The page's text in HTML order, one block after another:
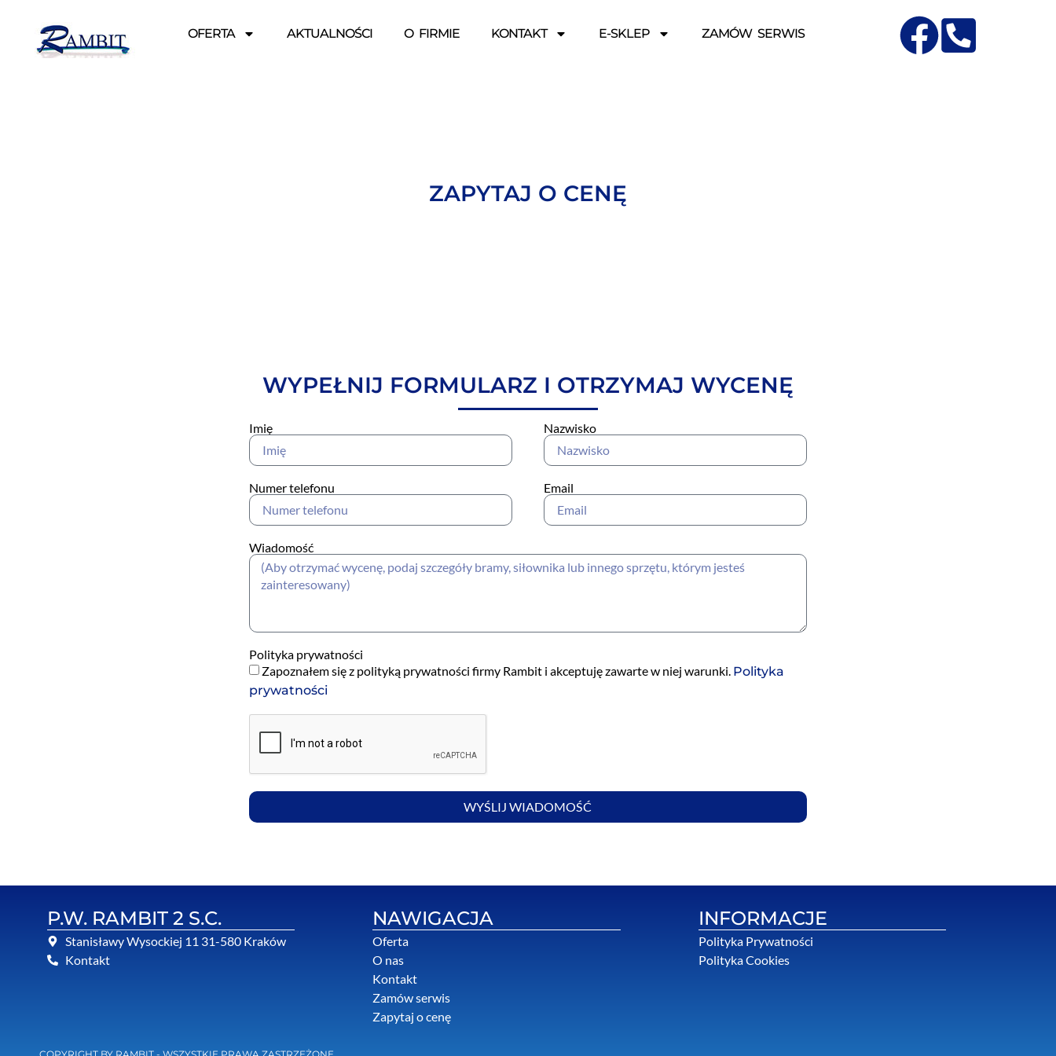
OFERTA AKTUALNOŚCI O FIRMIE KONTAKT E-SKLEP ZAMÓW SERWIS
ZAPYTAJ O CENĘ
WYPEŁNIJ FORMULARZ I OTRZYMAJ WYCENĘ
Imię Nazwisko
Numer telefonu Email
Wiadomość
Polityka prywatności
Zapoznałem się z polityką prywatności firmy Rambit i akceptuję zawarte w niej warunki. Polityka
prywatności
WYŚLIJ WIADOMOŚĆ
P.W. RAMBIT 2 S.C.
Stanisławy Wysockiej 11 31-580 Kraków
Kontakt
NAWIGACJA
Oferta
O nas
Kontakt
Zamów serwis
Zapytaj o cenę
INFORMACJE
Polityka Prywatności
Polityka Cookies